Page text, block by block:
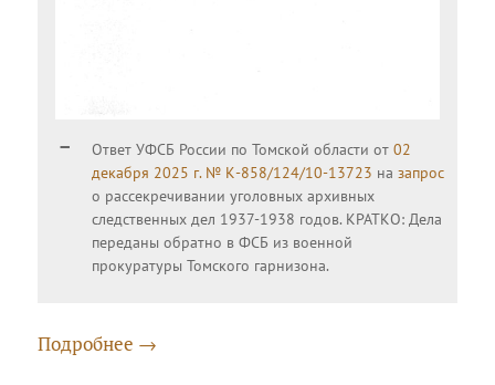
Ответ УФСБ России по Томской области от02
декабря 2025 г. № К-858/124/10-13723 назапрос
о рассекречивании уголовных архивных
следственных дел 1937-1938 годов. КРАТКО: Дела
переданы обратно в ФСБ из военной
прокуратуры Томского гарнизона.
Подробнее →